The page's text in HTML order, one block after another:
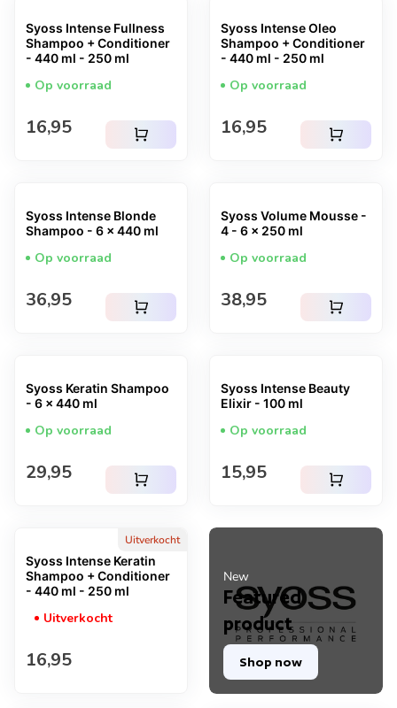
New
Featured
product
Shop now
Syoss Intense Fullness
Shampoo + Conditioner
- 440 ml - 250 ml
Op voorraad
Normale prijs
16,95 shopping_cart
Syoss Intense Oleo
Shampoo + Conditioner
- 440 ml - 250 ml
Op voorraad
Normale prijs
16,95 shopping_cart
Syoss Intense Blonde
Shampoo - 6 x 440 ml
Op voorraad
Normale prijs
36,95 shopping_cart
Syoss Volume Mousse -
4 - 6 x 250 ml
Op voorraad
Normale prijs
38,95 shopping_cart
Syoss Keratin Shampoo
- 6 x 440 ml
Op voorraad
Normale prijs
29,95 shopping_cart
Syoss Intense Beauty
Elixir - 100 ml
Op voorraad
Normale prijs
15,95 shopping_cart
Uitverkocht
Syoss Intense Keratin
Shampoo + Conditioner
- 440 ml - 250 ml
Uitverkocht
Normale prijs
16,95